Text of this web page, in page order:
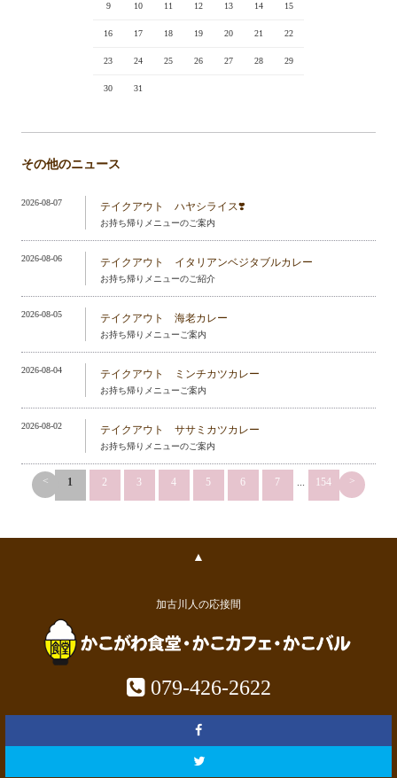
9 10 11 12 13 14 15
16 17 18 19 20 21 22
23 24 25 26 27 28 29
30 31
その他のニュース
2026-08-07 テイクアウト ハヤシライス❣️
お持ち帰りメニューのご案内
2026-08-06 テイクアウト イタリアンベジタブルカレー
お持ち帰りメニューのご紹介
2026-08-05 テイクアウト 海老カレー
お持ち帰りメニューご案内
2026-08-04 テイクアウト ミンチカツカレー
お持ち帰りメニューご案内
2026-08-02 テイクアウト ササミカツカレー
お持ち帰りメニューのご案内
< 1 2 3 4 5 6 7 ... 154 >
▲
加古川人の応接間
079-426-2622